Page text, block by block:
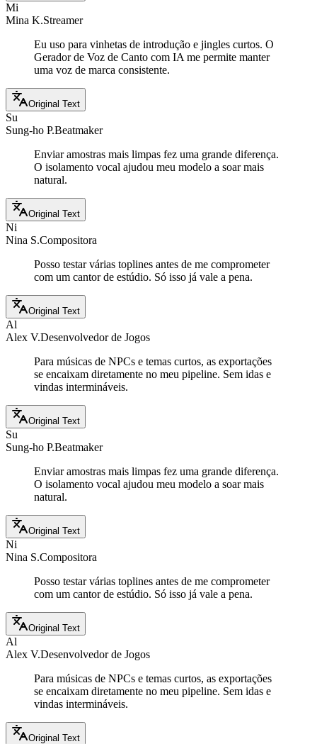
Mi
Mina K.Streamer
Eu uso para vinhetas de introdução e jingles curtos. O
Gerador de Voz de Canto com IA me permite manter
uma voz de marca consistente.
Original Text
Su
Sung-ho P.Beatmaker
Enviar amostras mais limpas fez uma grande diferença.
O isolamento vocal ajudou meu modelo a soar mais
natural.
Original Text
Ni
Nina S.Compositora
Posso testar várias toplines antes de me comprometer
com um cantor de estúdio. Só isso já vale a pena.
Original Text
Al
Alex V.Desenvolvedor de Jogos
Para músicas de NPCs e temas curtos, as exportações
se encaixam diretamente no meu pipeline. Sem idas e
vindas intermináveis.
Original Text
Su
Sung-ho P.Beatmaker
Enviar amostras mais limpas fez uma grande diferença.
O isolamento vocal ajudou meu modelo a soar mais
natural.
Original Text
Ni
Nina S.Compositora
Posso testar várias toplines antes de me comprometer
com um cantor de estúdio. Só isso já vale a pena.
Original Text
Al
Alex V.Desenvolvedor de Jogos
Para músicas de NPCs e temas curtos, as exportações
se encaixam diretamente no meu pipeline. Sem idas e
vindas intermináveis.
Original Text